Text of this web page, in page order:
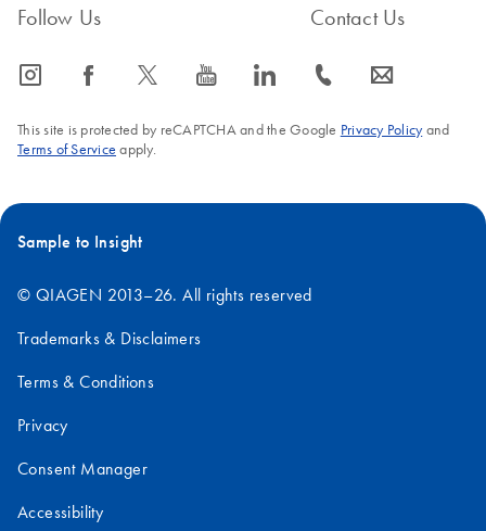
Follow Us
icon_0065_instagram-s icon_0064_facebook-s icon_0340_cc_gen_x-s icon_0077_youtube-s icon_0066_linkedin-s
Contact Us
icon_0072_phone-s icon_0063_envelope-s
This site is protected by reCAPTCHA and the Google Privacy Policyand
Terms of Service apply.
Sample to Insight
© QIAGEN 2013–26. All rights reserved
Trademarks & Disclaimers
Terms & Conditions
Privacy
Consent Manager
Accessibility